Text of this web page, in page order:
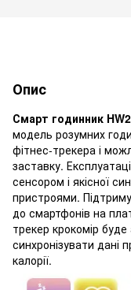
Опис
Смарт годинник
модель розумних
фітнес-трекера і
заставку.
сенсором і якісної
пристроями.
до смартфонів на
трекер крокомір
синхронізувати дані
калорії.